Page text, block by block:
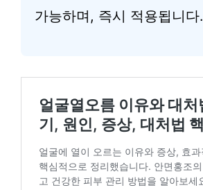
가능하며, 즉시 적용됩니다.